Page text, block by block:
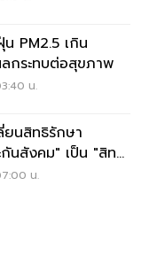
PM2.5 เกิน
กระทบต่อสุขภาพ
น.
ยนสิทธิรักษา
นสังคม" เป็น "สิทธิ
น.